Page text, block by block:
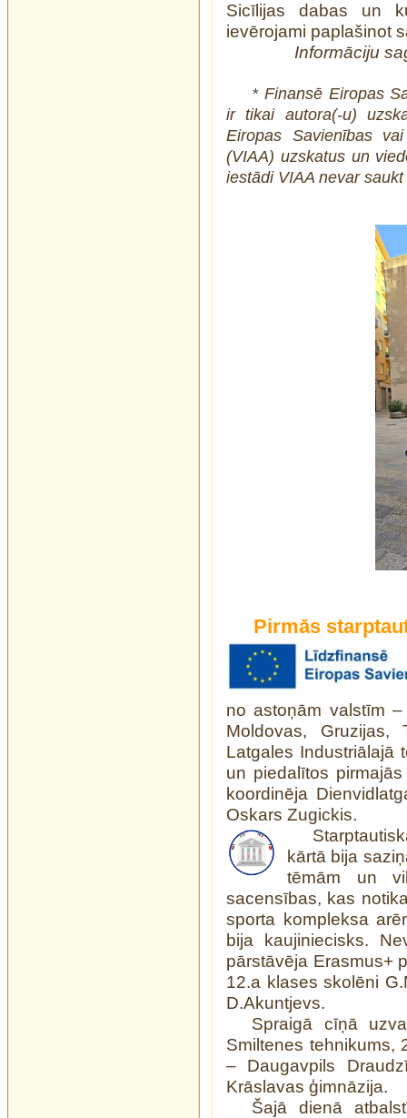
Sicīlijas dabas un
ievērojami paplašinot
Informāciju
* Finansē Eiropas
ir tikai autora(-u)
Eiropas Savienības
(VIAA) uzskatus un
iestādi VIAA nevar
Pirmās
no astoņām valstīm
Moldovas, Gruzijas,
Latgales Industriālajā
un piedalītos
koordinēja
Oskars Zugickis.
kārtā bija
tēmām un
sacensības, kas
sporta kompleksa
bija kaujiniecisks.
pārstāvēja Erasmus+
12.a klases skolēni
D.Akuntjevs.
Spraigā cīņā
Smiltenes tehnikums,
– Daugavpils
Krāslavas ģimnāzija.
Šajā dienā